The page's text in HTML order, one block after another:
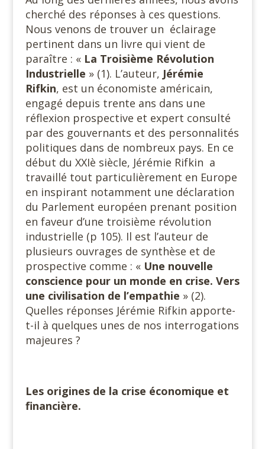
cherché des réponses à ces questions.
Nous venons de trouver un éclairage
pertinent dans un livre qui vient de
paraître : « La Troisième Révolution
Industrielle » (1). L’auteur, Jérémie
Rifkin, est un économiste américain,
engagé depuis trente ans dans une
réflexion prospective et expert consulté
par des gouvernants et des personnalités
politiques dans de nombreux pays. En ce
début du XXIè siècle, Jérémie Rifkin a
travaillé tout particulièrement en Europe
en inspirant notamment une déclaration
du Parlement européen prenant position
en faveur d’une troisième révolution
industrielle (p 105). Il est l’auteur de
plusieurs ouvrages de synthèse et de
prospective comme : « Une nouvelle
conscience pour un monde en crise. Vers
une civilisation de l’empathie » (2).
Quelles réponses Jérémie Rifkin apporte-
t-il à quelques unes de nos interrogations
majeures ?
Les origines de la crise économique et
financière.